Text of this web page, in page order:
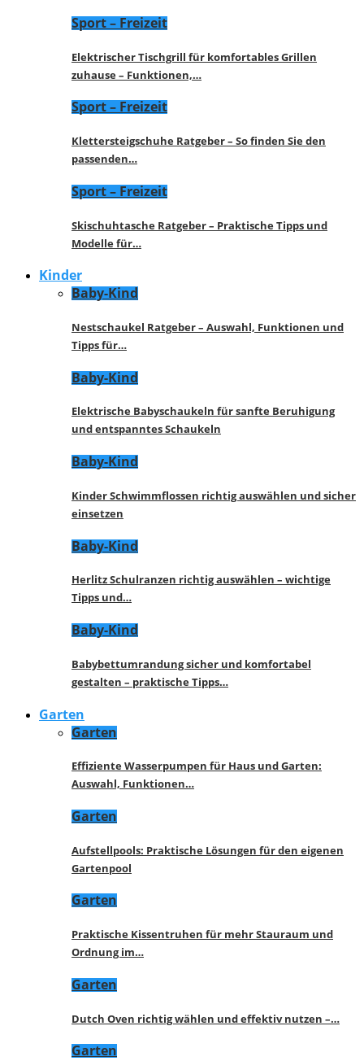
Sport – Freizeit
Elektrischer Tischgrill für komfortables Grillen
zuhause – Funktionen,…
Sport – Freizeit
Klettersteigschuhe Ratgeber – So finden Sie den
passenden…
Sport – Freizeit
Skischuhtasche Ratgeber – Praktische Tipps und
Modelle für…
Kinder
Baby-Kind
Nestschaukel Ratgeber – Auswahl, Funktionen und
Tipps für…
Baby-Kind
Elektrische Babyschaukeln für sanfte Beruhigung
und entspanntes Schaukeln
Baby-Kind
Kinder Schwimmflossen richtig auswählen und sicher
einsetzen
Baby-Kind
Herlitz Schulranzen richtig auswählen – wichtige
Tipps und…
Baby-Kind
Babybettumrandung sicher und komfortabel
gestalten – praktische Tipps…
Garten
Garten
Effiziente Wasserpumpen für Haus und Garten:
Auswahl, Funktionen…
Garten
Aufstellpools: Praktische Lösungen für den eigenen
Gartenpool
Garten
Praktische Kissentruhen für mehr Stauraum und
Ordnung im…
Garten
Dutch Oven richtig wählen und effektiv nutzen –…
Garten